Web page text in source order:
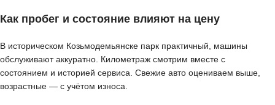
Как пробег и состояние влияют на цену
В историческом Козьмодемьянске парк практичный, машины
обслуживают аккуратно. Километраж смотрим вместе с
состоянием и историей сервиса. Свежие авто оцениваем выше,
возрастные — с учётом износа.